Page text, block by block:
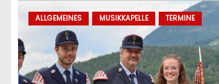
ALLGEMEINES MUSIKKAPELLE TERMINE